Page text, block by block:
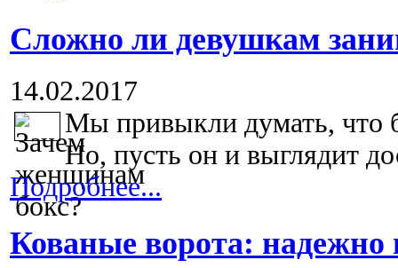
Сложно ли девушкам
14.02.2017
Мы привыкли думать, что
Но, пусть он и выглядит
Подробнее...
Кованые ворота: надежно